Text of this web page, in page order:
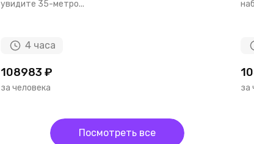
увидите 35-метро...
4 часа
108983 ₽
за человека за
Посмотреть все